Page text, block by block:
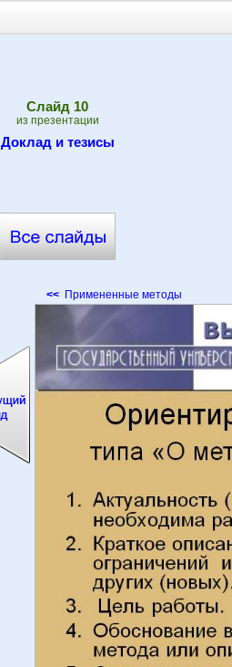
Cлайд 10
из презентации
Доклад и тезисы
<< Примененные методы